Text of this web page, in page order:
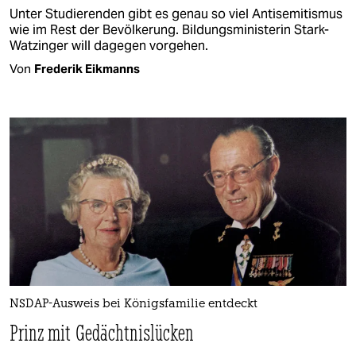
Unter Studierenden gibt es genau so viel Antisemitismus
wie im Rest der Bevölkerung. Bildungsministerin Stark-
Watzinger will dagegen vorgehen.
Von Frederik Eikmanns
NSDAP-Ausweis bei Königsfamilie entdeckt
Prinz mit Gedächtnislücken